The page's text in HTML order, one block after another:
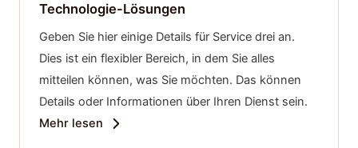
Technologie-Lösungen
Geben Sie hier einige Details für Service drei an.
Dies ist ein flexibler Bereich, in dem Sie alles
mitteilen können, was Sie möchten. Das können
Details oder Informationen über Ihren Dienst sein.
Mehr lesen